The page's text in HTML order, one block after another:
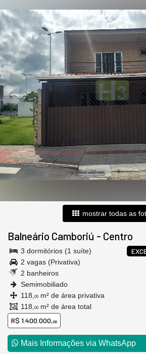
mostrar todas as
Balneário Camboriú - Centro
3 dormitórios (1 suíte)
2 vagas (Privativa)
2 banheiros
Semimobiliado
118, 00 m² de área privativa
118, 00 m² de área total
R$ 1.400.000,00
Mais Informações via WhatsApp